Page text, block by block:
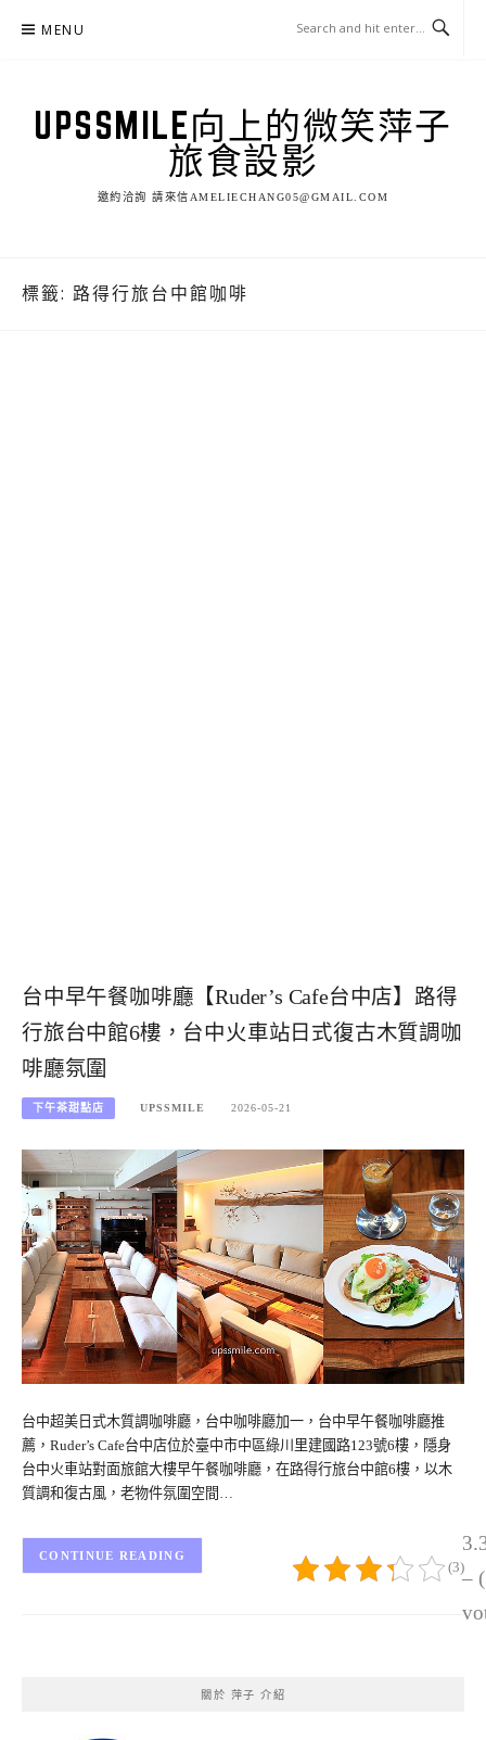
MENU
UPSSMILE向上的微笑萍子
旅食設影
邀約洽詢 請來信AMELIECHANG05@GMAIL.COM
標籤: 路得行旅台中館咖啡
台中早午餐咖啡廳【Ruder’s Cafe台中店】路得
行旅台中館6樓，台中火車站日式復古木質調咖
啡廳氛圍
下午茶甜點店 UPSSMILE 2026-05-21
台中超美日式木質調咖啡廳，台中咖啡廳加一，台中早午餐咖啡廳推
薦，Ruder’s Cafe台中店位於臺中市中區綠川里建國路123號6樓，隱身
台中火車站對面旅館大樓早午餐咖啡廳，在路得行旅台中館6樓，以木
質調和復古風，老物件氛圍空間…
–
(3)
CONTINUE READING
關於 萍子 介紹